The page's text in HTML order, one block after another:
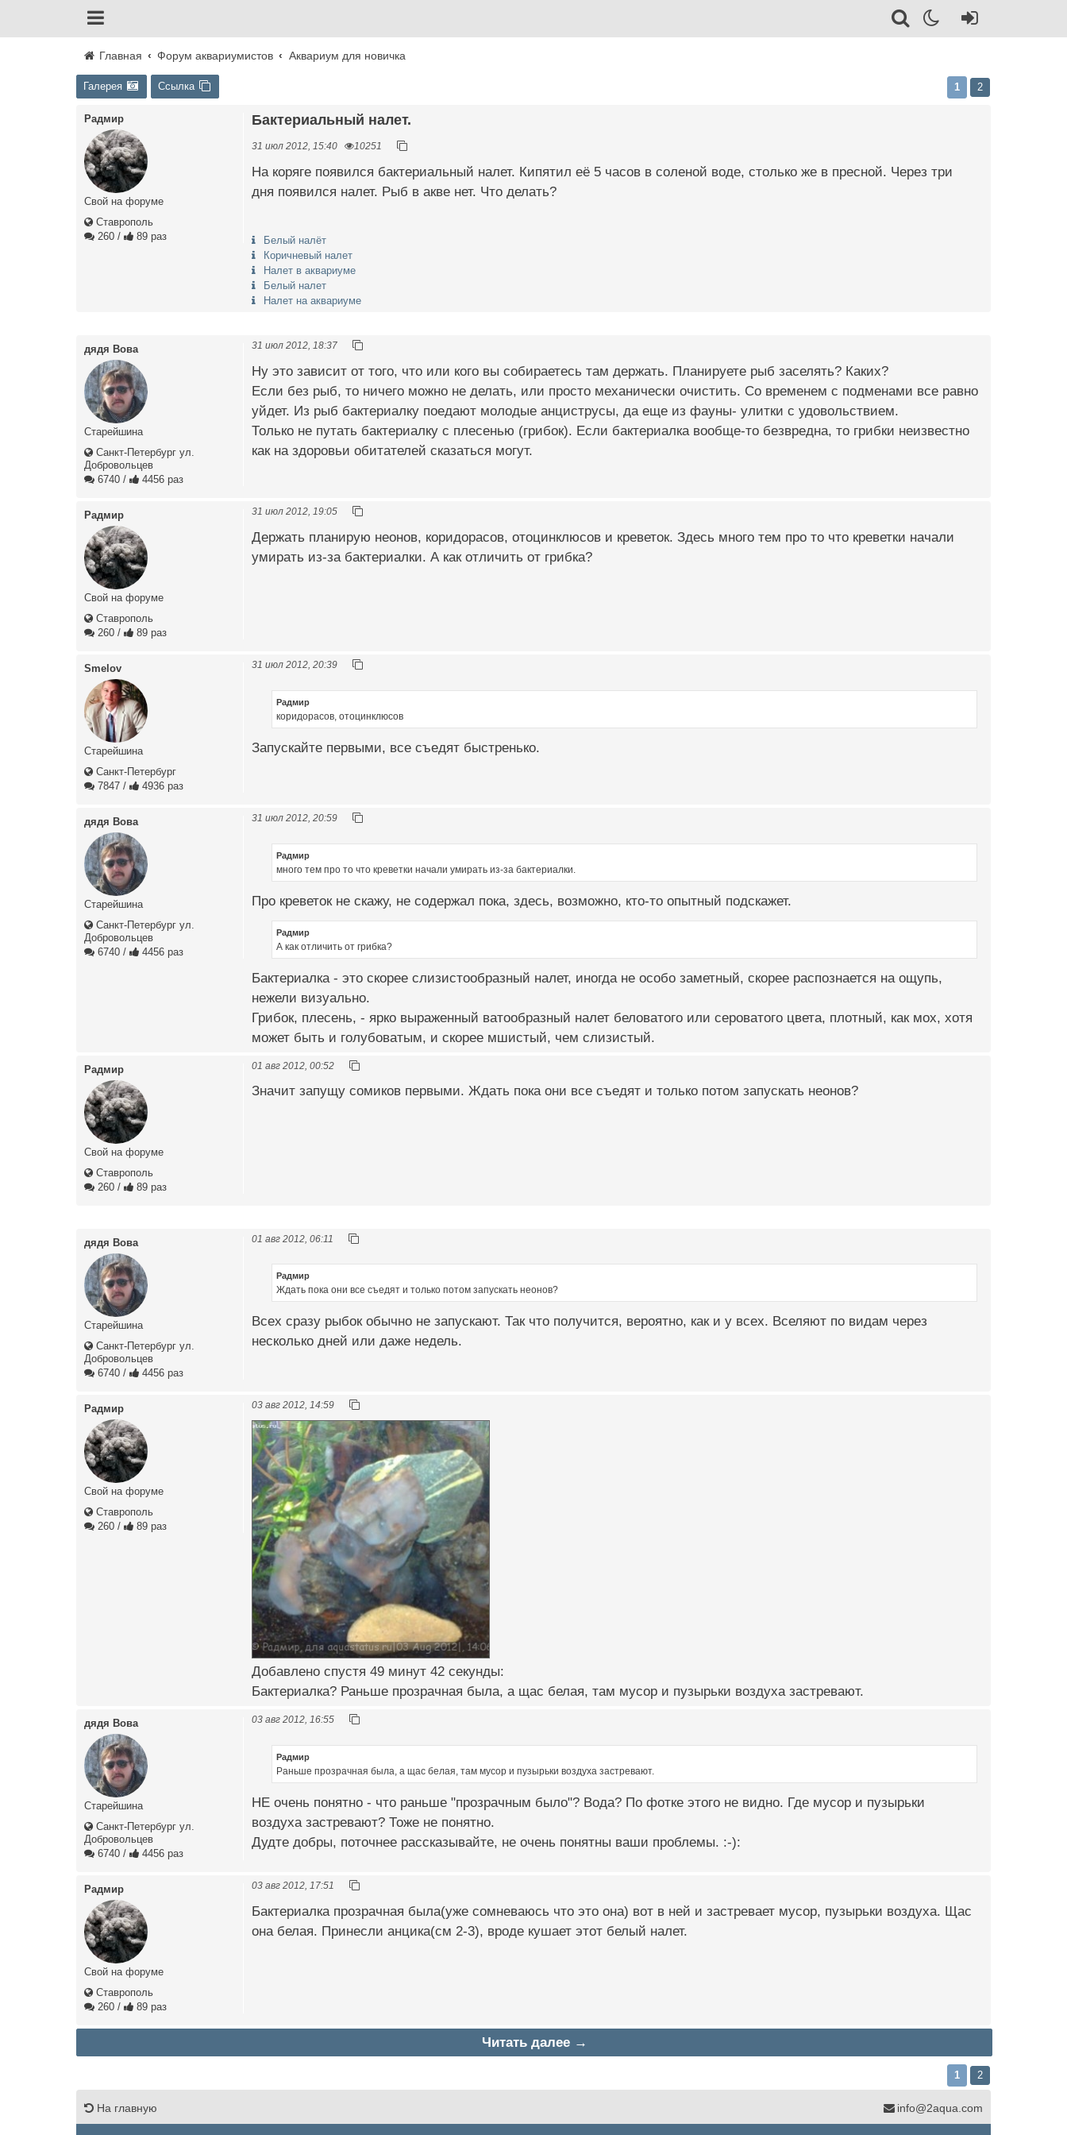
Главная Форум аквариумистов Аквариум для новичка
Галерея Ссылка 1 2
Радмир
Свой на форуме
Ставрополь
260 / 89 раз
Бактериальный налет.
31 июл 2012, 15:40 10251
На коряге появился бактериальный налет. Кипятил её 5 часов в соленой воде, столько же в пресной. Через три
дня появился налет. Рыб в акве нет. Что делать?
Белый налёт
Коричневый налет
Налет в аквариуме
Белый налет
Налет на аквариуме
дядя Вова
Старейшина
Санкт-Петербург ул.
Добровольцев
6740 / 4456 раз
31 июл 2012, 18:37
Ну это зависит от того, что или кого вы собираетесь там держать. Планируете рыб заселять? Каких?
Если без рыб, то ничего можно не делать, или просто механически очистить. Со временем с подменами все равно
уйдет. Из рыб бактериалку поедают молодые анциструсы, да еще из фауны- улитки с удовольствием.
Только не путать бактериалку с плесенью (грибок). Если бактериалка вообще-то безвредна, то грибки неизвестно
как на здоровьи обитателей сказаться могут.
Радмир
Свой на форуме
Ставрополь
260 / 89 раз
31 июл 2012, 19:05
Держать планирую неонов, коридорасов, отоцинклюсов и креветок. Здесь много тем про то что креветки начали
умирать из-за бактериалки. А как отличить от грибка?
Smelov
Старейшина
Санкт-Петербург
7847 / 4936 раз
31 июл 2012, 20:39
Радмир
коридорасов, отоцинклюсов
Запускайте первыми, все съедят быстренько.
дядя Вова
Старейшина
Санкт-Петербург ул.
Добровольцев
6740 / 4456 раз
31 июл 2012, 20:59
Радмир
много тем про то что креветки начали умирать из-за бактериалки.
Про креветок не скажу, не содержал пока, здесь, возможно, кто-то опытный подскажет.
Радмир
А как отличить от грибка?
Бактериалка - это скорее слизистообразный налет, иногда не особо заметный, скорее распознается на ощупь,
нежели визуально.
Грибок, плесень, - ярко выраженный ватообразный налет беловатого или сероватого цвета, плотный, как мох, хотя
может быть и голубоватым, и скорее мшистый, чем слизистый.
Радмир
Свой на форуме
Ставрополь
260 / 89 раз
01 авг 2012, 00:52
Значит запущу сомиков первыми. Ждать пока они все съедят и только потом запускать неонов?
дядя Вова
Старейшина
Санкт-Петербург ул.
Добровольцев
6740 / 4456 раз
01 авг 2012, 06:11
Радмир
Ждать пока они все съедят и только потом запускать неонов?
Всех сразу рыбок обычно не запускают. Так что получится, вероятно, как и у всех. Вселяют по видам через
несколько дней или даже недель.
Радмир
Свой на форуме
Ставрополь
260 / 89 раз
03 авг 2012, 14:59
Добавлено спустя 49 минут 42 секунды:
Бактериалка? Раньше прозрачная была, а щас белая, там мусор и пузырьки воздуха застревают.
дядя Вова
Старейшина
Санкт-Петербург ул.
Добровольцев
6740 / 4456 раз
03 авг 2012, 16:55
Радмир
Раньше прозрачная была, а щас белая, там мусор и пузырьки воздуха застревают.
НЕ очень понятно - что раньше "прозрачным было"? Вода? По фотке этого не видно. Где мусор и пузырьки
воздуха застревают? Тоже не понятно.
Дудте добры, поточнее рассказывайте, не очень понятны ваши проблемы. :-):
Радмир
Свой на форуме
Ставрополь
260 / 89 раз
03 авг 2012, 17:51
Бактериалка прозрачная была(уже сомневаюсь что это она) вот в ней и застревает мусор, пузырьки воздуха. Щас
она белая. Принесли анцика(см 2-3), вроде кушает этот белый налет.
Читать далее →
1 2
На главную info@2aqua.com